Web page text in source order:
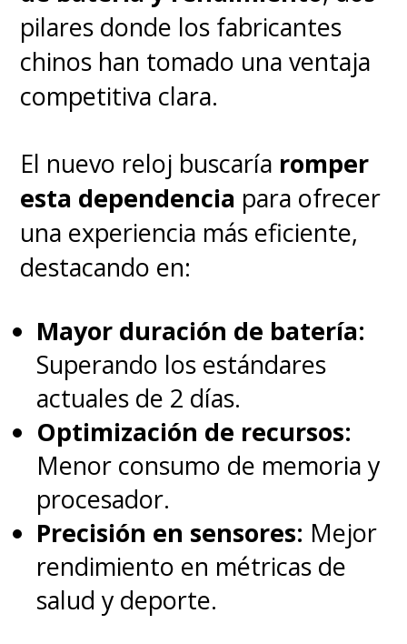
pilares donde los fabricantes
chinos han tomado una ventaja
competitiva clara.
El nuevo reloj buscaría romper
esta dependencia para ofrecer
una experiencia más eficiente,
destacando en:
Mayor duración de batería:
Superando los estándares
actuales de 2 días.
Optimización de recursos:
Menor consumo de memoria y
procesador.
Precisión en sensores: Mejor
rendimiento en métricas de
salud y deporte.